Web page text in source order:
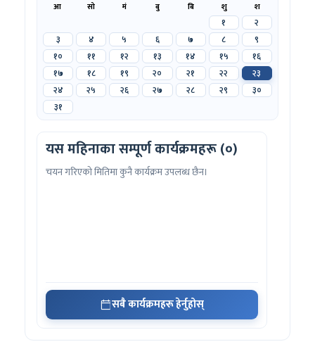
आ सो मं बु बि शु श
१
२
३
४ ५ ६ ७ ८
९
१०
११ १२ १३ १४ १५
१६
१७
१८ १९ २० २१ २२
२३
२४
२५ २६ २७ २८ २९
३०
३१
यस महिनाका सम्पूर्ण कार्यक्रमहरू (०)
चयन गरिएको मितिमा कुनै कार्यक्रम उपलब्ध छैन।
सबै कार्यक्रमहरू हेर्नुहोस्